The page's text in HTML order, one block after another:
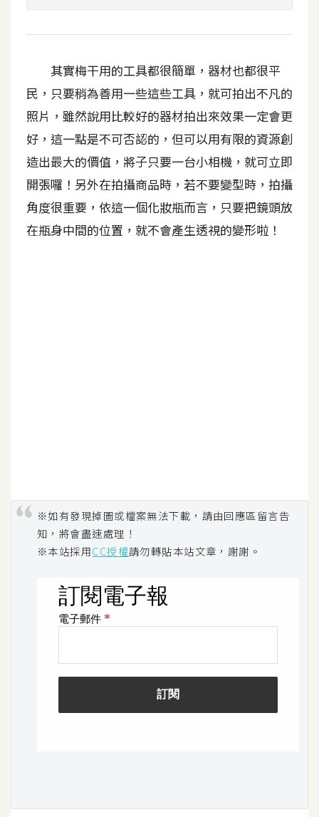
其實梅干用的工具都很簡單，器材也都很平
民，只要稍為善用一些這些工具，就可拍出不凡的
照片，雖然說用比較好的器材拍出來效果一定會更
好，這一點是不可否認的，但可以用有限的資源創
造出最大的價值，將子只要一台小相機，就可立即
開張囉！另外在拍攝商品時，若不要變型時，拍攝
角度很重要，依這一個化妝瓶而言，只要把鏡頭放
在瓶身中間的位置，就不會產生透視的變形啦！
※如有發現掉圖或檔案無法下載，請由回應區留言告
知，將會盡速處理！
※本站採用CC授權請勿轉貼本站文章，謝謝。